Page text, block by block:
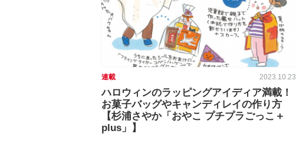
連載 2023.10.23
ハロウィンのラッピングアイディア満載！
お菓子バッグやキャンディレイの作り方
【杉浦さやか「おやこ プチプラごっこ＋
plus」】